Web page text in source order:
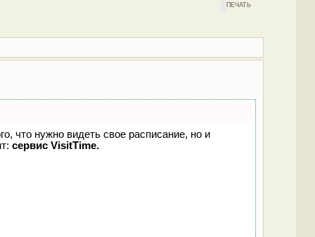
ПЕЧАТЬ
что нужно видеть свое расписание, но и
сервис VisitTime.